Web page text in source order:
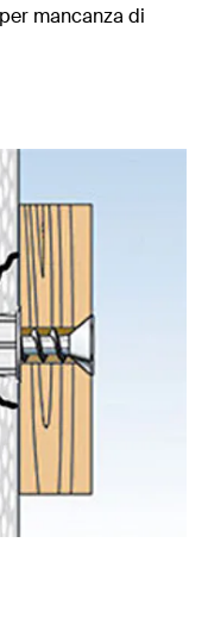
mancanza di